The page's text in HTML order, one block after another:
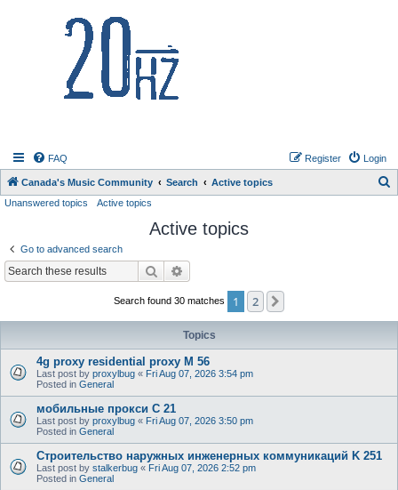
FAQ Login
Register
Canada's Music Community Search Active topics
Unanswered topics Active topics
Active topics
Go to advanced search
Search
Search found 30 matches 1 2
Topics
4g proxy residential proxy M 56
Last post by proxylbug « Fri Aug 07, 2026 3:54 pm
Posted in General
мобильные прокси C 21
Last post by proxylbug « Fri Aug 07, 2026 3:50 pm
Posted in General
Строительство наружных инженерных коммуникаций K 251
Last post by stalkerbug « Fri Aug 07, 2026 2:52 pm
Posted in General